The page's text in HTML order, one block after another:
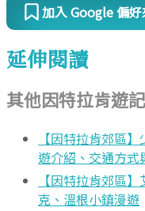
加入 Google 偏
延伸閱讀
其他因特拉肯遊記
【因特拉肯郊區
遊介紹、交通方式
【因特拉肯郊區
克、溫根小鎮漫遊